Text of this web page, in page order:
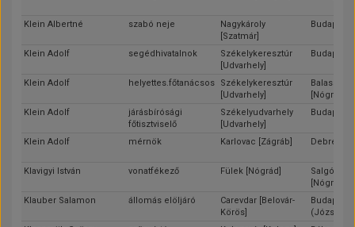
Klein Albertné szabó neje
Nagykároly
[Szatmár]
Budapest
Klein Adolf segédhivatalnok
Székelykeresztúr
[Udvarhely]
Budapest
Klein Adolf helyettes.főtanácsos
Székelykeresztúr
[Udvarhely]
[Nógrád]
Klein Adolf
járásbírósági
főtisztviselő
Székelyudvarhely
[Udvarhely]
Budapest
Klein Adolf mérnök Karlovac [Zágráb] Debrecen
Klavigyi István vonatfékező Fülek [Nógrád]
[Nógrád]
Klauber Salamon
állomás elöljáró
Carevdar [Belovár-
Körös]
Budapest